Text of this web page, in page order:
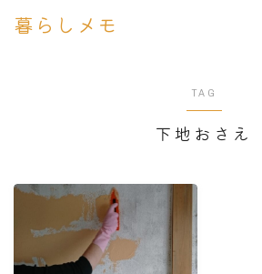
暮らしメモ
暮らしメモ
TAG
下地おさえ